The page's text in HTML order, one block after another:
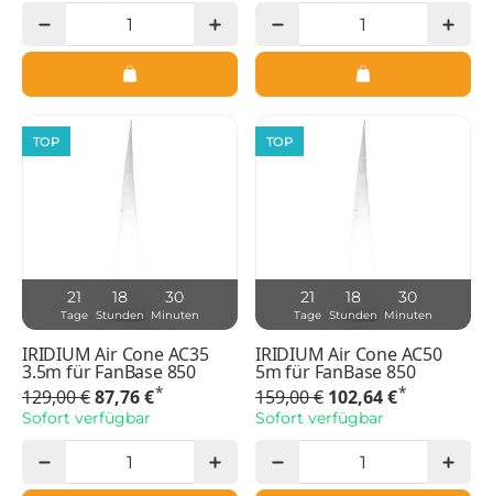
21
Tage
18
Stunden
30
Minuten
TOP
IRIDIUM Air Cone AC35
3.5m für FanBase 850
129,00 €87,76 €*
Sofort verfügbar
21
Tage
18
Stunden
30
Minuten
TOP
IRIDIUM Air Cone AC50
5m für FanBase 850
159,00 € 102,64 €*
Sofort verfügbar